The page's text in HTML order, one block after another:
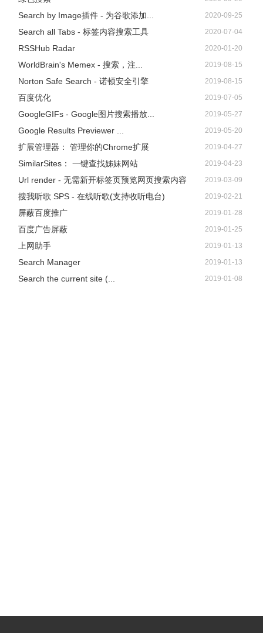
Search by Image插件 - 为谷歌添加... 2020-09-25
Search all Tabs - 标签内容搜索工具 2020-07-04
RSSHub Radar 2020-01-20
WorldBrain's Memex - 搜索，注... 2019-08-15
Norton Safe Search - 诺顿安全引擎 2019-08-15
百度优化 2019-07-05
GoogleGIFs - Google图片搜索播放... 2019-05-27
Google Results Previewer ... 2019-05-20
扩展管理器： 管理你的Chrome扩展 2019-04-27
SimilarSites： 一键查找姊妹网站 2019-04-23
Url render - 无需新开标签页预览网页搜索内容 2019-03-09
搜我听歌 SPS - 在线听歌(支持收听电台) 2019-02-21
屏蔽百度推广 2019-01-28
百度广告屏蔽 2019-01-25
上网助手 2019-01-13
Search Manager 2019-01-13
Search the current site (... 2019-01-08